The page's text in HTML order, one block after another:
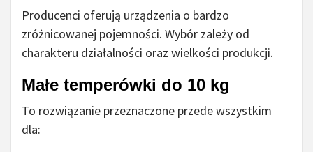
Producenci oferują urządzenia o bardzo
zróżnicowanej pojemności. Wybór zależy od
charakteru działalności oraz wielkości produkcji.
Małe temperówki do 10 kg
To rozwiązanie przeznaczone przede wszystkim
dla: